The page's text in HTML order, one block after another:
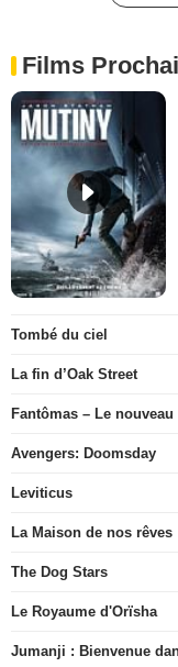
Films
Tombé du ciel
La fin d’Oak Street
Fantômas – Le
Avengers: Doomsday
Leviticus
La Maison de nos rêves
The Dog Stars
Le Royaume d'Orïsha
Jumanji : Bienvenue